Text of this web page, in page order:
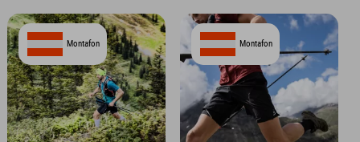
Montafon Montafon